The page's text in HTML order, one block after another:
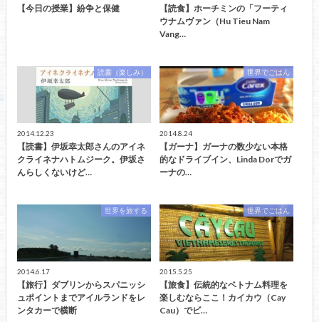
【今日の授業】紛争と保健
【読食】ホーチミンの「フーティ
ウナムヴァン（Hu Tieu Nam
Vang…
読書（楽しみ）
2014.12.23
【読書】伊坂幸太郎さんのアイネ
クライネナハトムジーク。伊坂さ
んらしくないけど…
世界でごはん
2014.8.24
【ガーナ】ガーナの数少ない本格
的なドライブイン、Linda Dorでガ
ーナの…
世界を旅する
2014.6.17
【旅行】ダブリンからスパニッシ
ュポイントまでアイルランドをレ
ンタカーで横断
世界でごはん
2015.5.25
【旅食】伝統的なベトナム料理を
楽しむならここ！カイカウ（Cay
Cau）でビ…